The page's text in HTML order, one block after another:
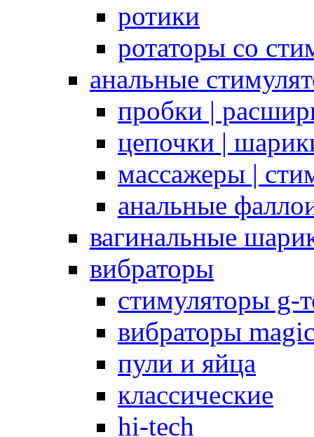
ротики
ротаторы со
анальные
пробки |
цепочки |
массажеры |
анальные
вагинальные
вибраторы
стимуляторы g-
вибраторы
пули и яйца
классические
hi-tech